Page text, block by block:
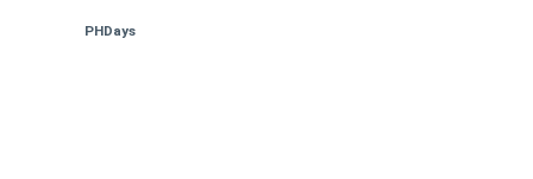
PHDays